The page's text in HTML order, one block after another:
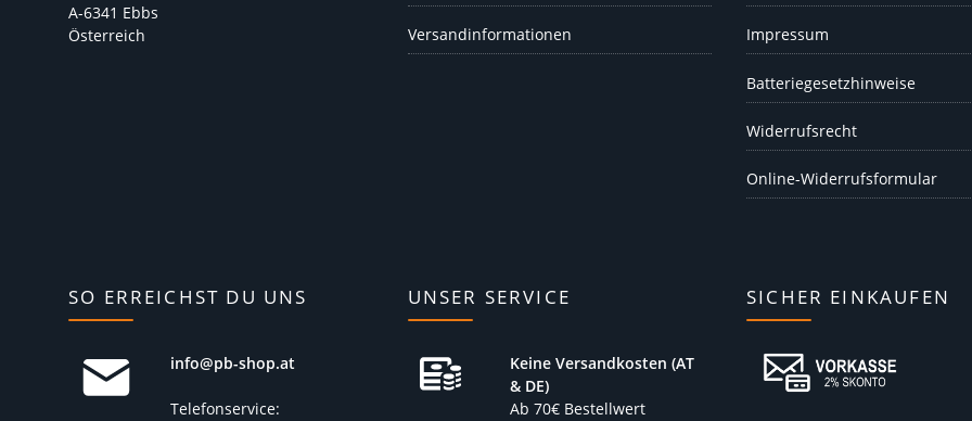
A-6341 Ebbs
Österreich
Versandinformationen Impressum
Batteriegesetzhinweise
Widerrufsrecht
Online-Widerrufsformular
SO ERREICHST DU UNS
info@pb-shop.at
Telefonservice:
UNSER SERVICE
Keine Versandkosten (AT
& DE)
Ab 70€ Bestellwert
SICHER EINKAUFEN